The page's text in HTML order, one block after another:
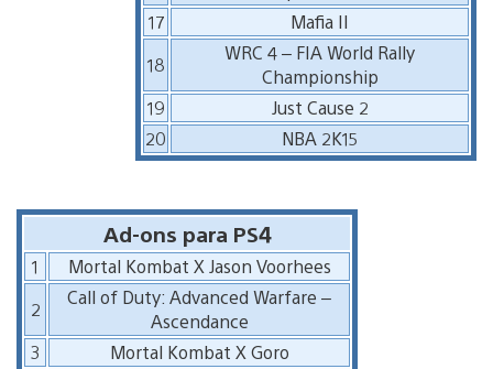
17
Mafia II
18
WRC 4 – FIA World Rally
Championship
19
Just Cause 2
20
NBA 2K15
Ad-ons para PS4
1
Mortal Kombat X Jason Voorhees
2
Call of Duty: Advanced Warfare –
Ascendance
3
Mortal Kombat X Goro